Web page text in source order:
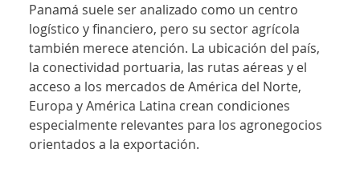
Panamá suele ser analizado como un centro
logístico y financiero, pero su sector agrícola
también merece atención. La ubicación del país,
la conectividad portuaria, las rutas aéreas y el
acceso a los mercados de América del Norte,
Europa y América Latina crean condiciones
especialmente relevantes para los agronegocios
orientados a la exportación.